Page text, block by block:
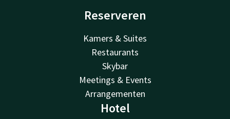
Reserveren
Kamers & Suites
Restaurants
Skybar
Meetings & Events
Arrangementen
Hotel